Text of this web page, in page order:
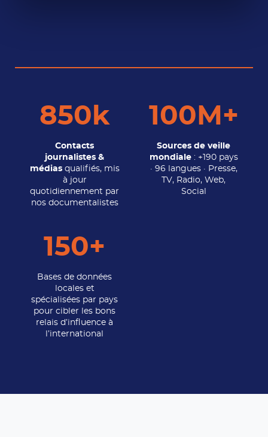
850k
Contacts
journalistes &
médiasqualifiés, mis
à jour
quotidiennement par
nos documentalistes
100M+
Sources de veille
mondiale: +190 pays
· 96 langues · Presse,
TV, Radio, Web,
Social
150+
Bases de données
locales et
spécialisées par pays
pour cibler les bons
relais d’influence à
l’international